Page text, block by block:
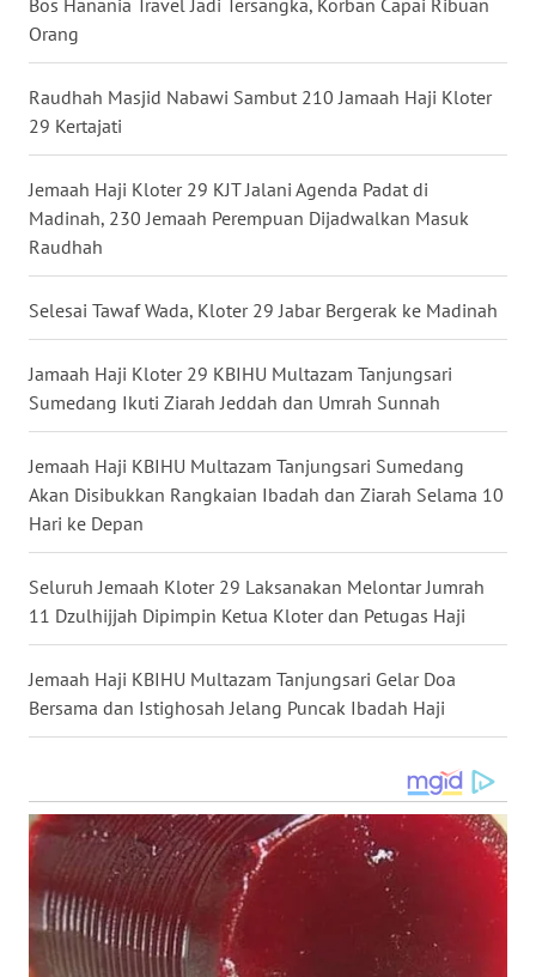
Bos Hanania Travel Jadi Tersangka, Korban Capai Ribuan
Orang
Raudhah Masjid Nabawi Sambut 210 Jamaah Haji Kloter
29 Kertajati
Jemaah Haji Kloter 29 KJT Jalani Agenda Padat di
Madinah, 230 Jemaah Perempuan Dijadwalkan Masuk
Raudhah
Selesai Tawaf Wada, Kloter 29 Jabar Bergerak ke Madinah
Jamaah Haji Kloter 29 KBIHU Multazam Tanjungsari
Sumedang Ikuti Ziarah Jeddah dan Umrah Sunnah
Jemaah Haji KBIHU Multazam Tanjungsari Sumedang
Akan Disibukkan Rangkaian Ibadah dan Ziarah Selama 10
Hari ke Depan
Seluruh Jemaah Kloter 29 Laksanakan Melontar Jumrah
11 Dzulhijjah Dipimpin Ketua Kloter dan Petugas Haji
Jemaah Haji KBIHU Multazam Tanjungsari Gelar Doa
Bersama dan Istighosah Jelang Puncak Ibadah Haji
WN
KALTIM
WN
SULSEL
WN
GORONTALO
WN
SULUT
WN
MALUKU
WN
DANAU
TOBA
WN